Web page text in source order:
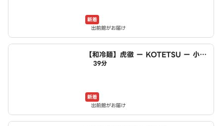
新着
出前館がお届け
【和冷麺】虎徹 ー KOTETSU ー 小牧
39分
新着
出前館がお届け